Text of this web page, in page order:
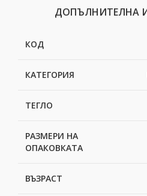
ДОПЪЛНИТЕЛНА
КОД
КАТЕГОРИЯ
ТЕГЛО
РАЗМЕРИ НА
ОПАКОВКАТА
ВЪЗРАСТ